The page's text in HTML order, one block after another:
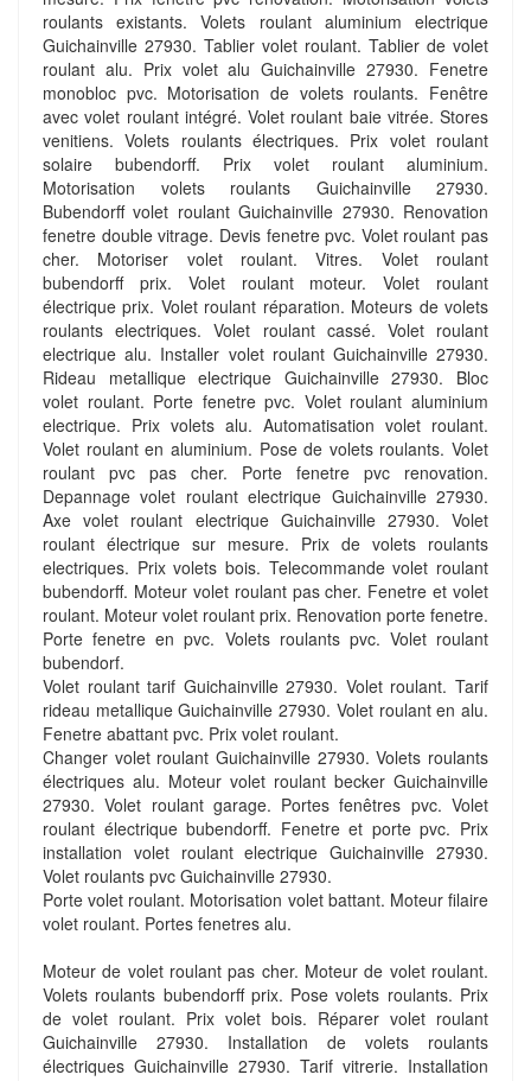
roulants existants. Volets roulant aluminium electrique
Guichainville 27930. Tablier volet roulant. Tablier de volet
roulant alu. Prix volet alu Guichainville 27930. Fenetre
monobloc pvc. Motorisation de volets roulants. Fenêtre
avec volet roulant intégré. Volet roulant baie vitrée. Stores
venitiens. Volets roulants électriques. Prix volet roulant
solaire bubendorff. Prix volet roulant aluminium.
Motorisation volets roulants Guichainville 27930.
Bubendorff volet roulant Guichainville 27930. Renovation
fenetre double vitrage. Devis fenetre pvc. Volet roulant pas
cher. Motoriser volet roulant. Vitres. Volet roulant
bubendorff prix. Volet roulant moteur. Volet roulant
électrique prix. Volet roulant réparation. Moteurs de volets
roulants electriques. Volet roulant cassé. Volet roulant
electrique alu. Installer volet roulant Guichainville 27930.
Rideau metallique electrique Guichainville 27930. Bloc
volet roulant. Porte fenetre pvc. Volet roulant aluminium
electrique. Prix volets alu. Automatisation volet roulant.
Volet roulant en aluminium. Pose de volets roulants. Volet
roulant pvc pas cher. Porte fenetre pvc renovation.
Depannage volet roulant electrique Guichainville 27930.
Axe volet roulant electrique Guichainville 27930. Volet
roulant électrique sur mesure. Prix de volets roulants
electriques. Prix volets bois. Telecommande volet roulant
bubendorff. Moteur volet roulant pas cher. Fenetre et volet
roulant. Moteur volet roulant prix. Renovation porte fenetre.
Porte fenetre en pvc. Volets roulants pvc. Volet roulant
bubendorf.
Volet roulant tarif Guichainville 27930. Volet roulant. Tarif
rideau metallique Guichainville 27930. Volet roulant en alu.
Fenetre abattant pvc. Prix volet roulant.
Changer volet roulant Guichainville 27930. Volets roulants
électriques alu. Moteur volet roulant becker Guichainville
27930. Volet roulant garage. Portes fenêtres pvc. Volet
roulant électrique bubendorff. Fenetre et porte pvc. Prix
installation volet roulant electrique Guichainville 27930.
Volet roulants pvc Guichainville 27930.
Porte volet roulant. Motorisation volet battant. Moteur filaire
volet roulant. Portes fenetres alu.
Moteur de volet roulant pas cher. Moteur de volet roulant.
Volets roulants bubendorff prix. Pose volets roulants. Prix
de volet roulant. Prix volet bois. Réparer volet roulant
Guichainville 27930. Installation de volets roulants
électriques Guichainville 27930. Tarif vitrerie. Installation